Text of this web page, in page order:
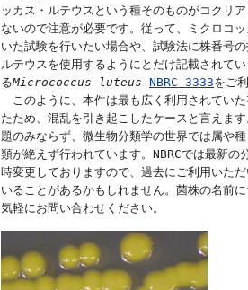
ッカス・ルテウスという種そのものがコクリ
ないので注意が必要です。従って、ミクロコ
いた試験を行いたい場合や、試験法に株番号
ルテウスを使用するようにとだけ記載されて
るMicrococcus luteus NBRC 3333をご
このように、本件は最も広く利用されてい
たため、混乱を引き起こしたケースと言えま
題のみならず、微生物分類学の世界では属や
類が絶えず行われています。NBRCでは最新の
時変更しておりますので、過去にご利用いた
いることがあるかもしれません。菌株の名前